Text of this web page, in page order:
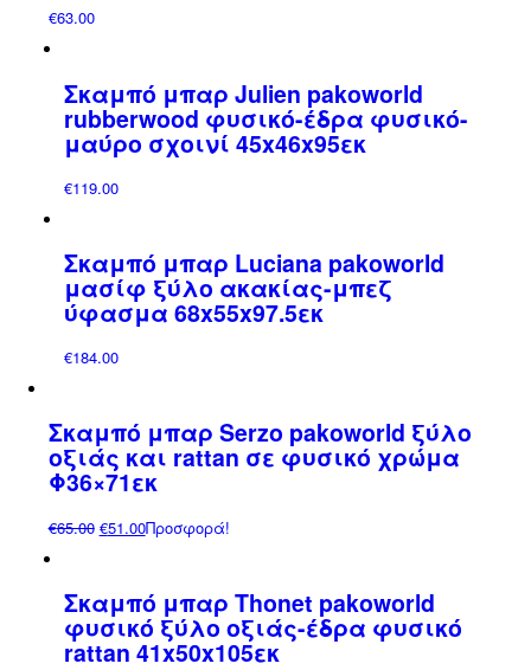
€63.00
Σκαμπό μπαρ Julien pakoworld
rubberwood φυσικό-έδρα φυσικό-
μαύρο σχοινί 45x46x95εκ
€119.00
Σκαμπό μπαρ Luciana pakoworld
μασίφ ξύλο ακακίας-μπεζ
ύφασμα 68x55x97.5εκ
€184.00
Σκαμπό μπαρ Serzo pakoworld ξύλο
οξιάς και rattan σε φυσικό χρώμα
Φ36×71εκ
€65.00 Original
€65.00.
€51.00Η
είναι:
€51.00.
Προσφορά!
Σκαμπό μπαρ Thonet pakoworld
φυσικό ξύλο οξιάς-έδρα φυσικό
rattan 41x50x105εκ